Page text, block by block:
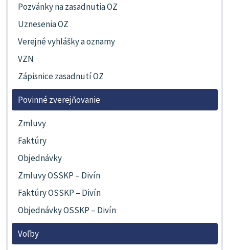
Pozvánky na zasadnutia OZ
Uznesenia OZ
Verejné vyhlášky a oznamy
VZN
Zápisnice zasadnutí OZ
Povinné zverejňovanie
Zmluvy
Faktúry
Objednávky
Zmluvy OSSKP – Divín
Faktúry OSSKP – Divín
Objednávky OSSKP – Divín
Voľby